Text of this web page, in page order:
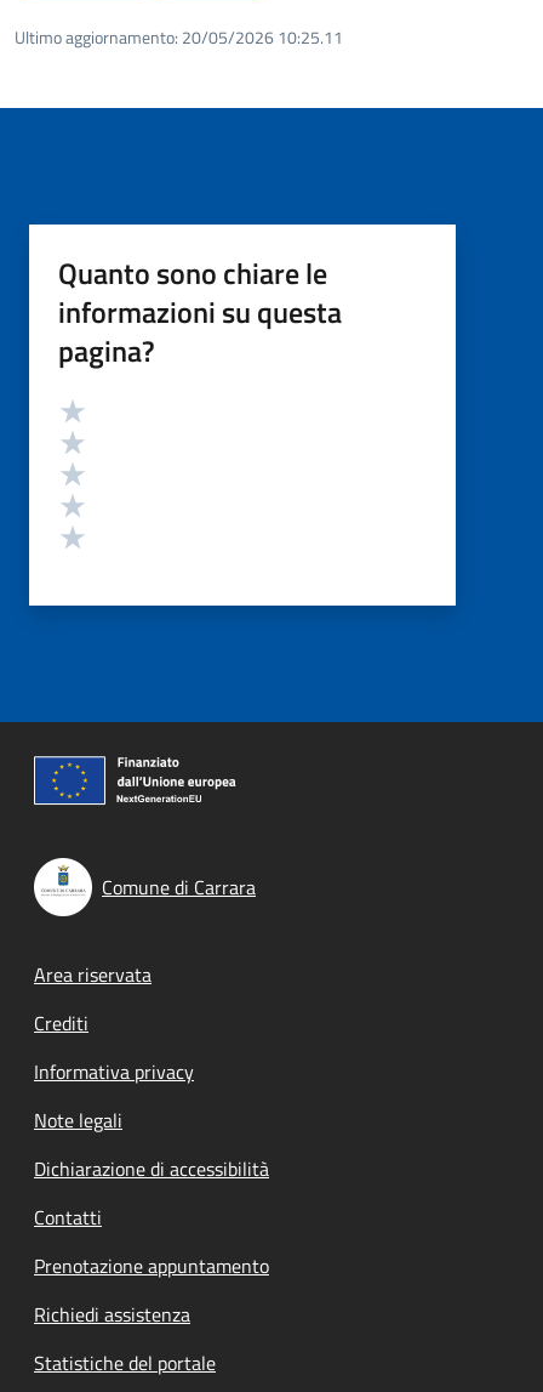
Ultimo aggiornamento: 20/05/2026 10:25.11
Quanto sono chiare le
informazioni su questa
pagina?
Valutazione
Comune di Carrara
Footer menu
Area riservata
Crediti
Informativa privacy
Note legali
Dichiarazione di accessibilità
Contatti
Prenotazione appuntamento
Richiedi assistenza
Statistiche del portale